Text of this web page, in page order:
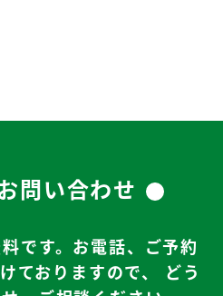
問い合わせ
です。お電話、ご予約
ておりますので、
どう